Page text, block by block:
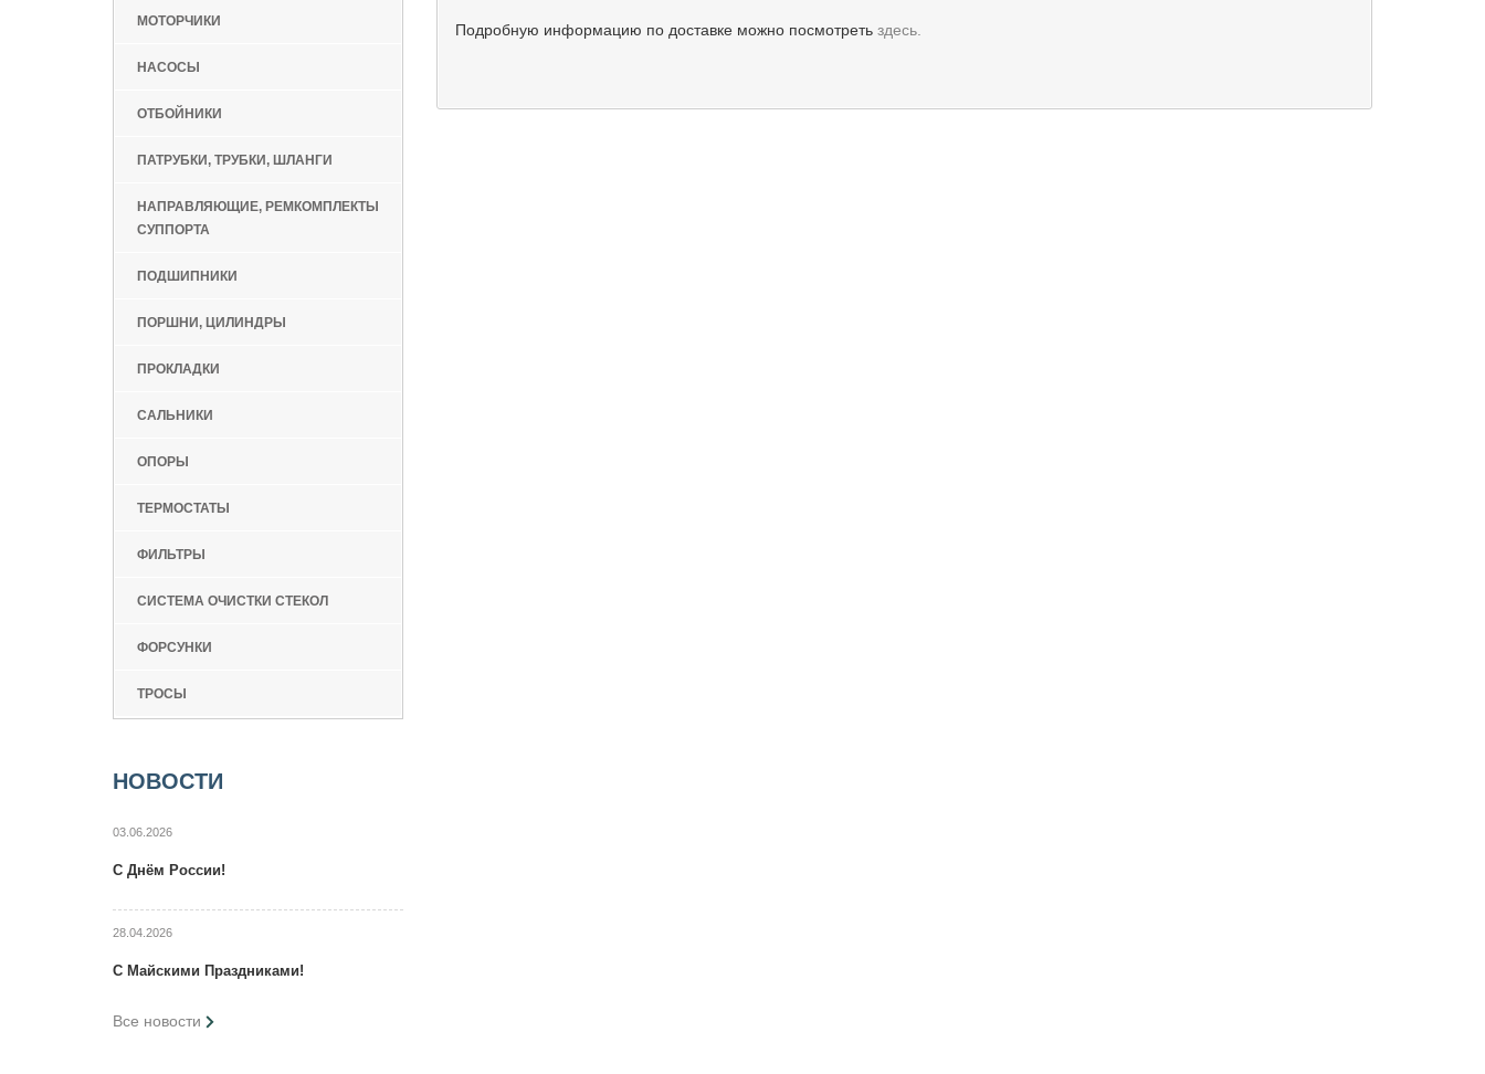
МОТОРЧИКИ
НАСОСЫ
ОТБОЙНИКИ
ПАТРУБКИ, ТРУБКИ, ШЛАНГИ
НАПРАВЛЯЮЩИЕ, РЕМКОМПЛЕКТЫ
СУППОРТА
ПОДШИПНИКИ
ПОРШНИ, ЦИЛИНДРЫ
ПРОКЛАДКИ
САЛЬНИКИ
ОПОРЫ
ТЕРМОСТАТЫ
ФИЛЬТРЫ
СИСТЕМА ОЧИСТКИ СТЕКОЛ
ФОРСУНКИ
ТРОСЫ
НОВОСТИ
03.06.2026
C Днём России!
28.04.2026
C Maйcкими Праздниками!
Все новости
Подробную информацию по доставке можно посмотреть здесь.